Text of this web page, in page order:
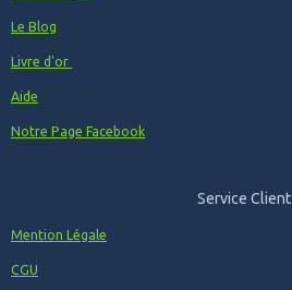
Le Blog
Livre d'or
Aide
Notre Page Facebook
Service Client
Mention Légale
CGU